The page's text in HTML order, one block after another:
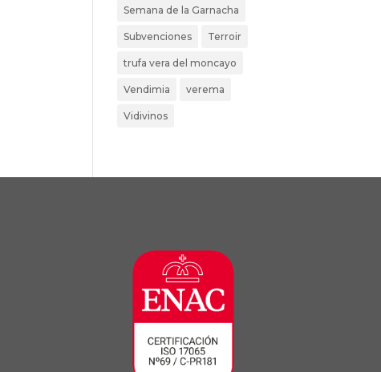
Semana de la Garnacha
Subvenciones Terroir
trufa vera del moncayo
Vendimia verema
Vidivinos